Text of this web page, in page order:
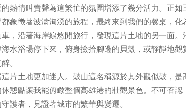
熱情叫賣聲為這繁忙的氛圍增添了幾分活力。正
象徵著波濤洶湧的旅程，最終來到我們的餐桌，化
，沿著海岸線悠閒旅行，發現這片土地的另一面
水浴場停下來，俯身撿拾腳邊的貝殼，或靜靜地
。
片土地更加迷人。鼓山這名稱源於其外觀似鼓，
憩點讓我能俯瞰整個高雄港的壯觀景色。不可否
護者，見證著城市的繁華與變遷。